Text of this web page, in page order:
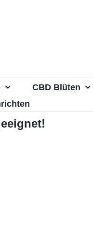
CBD Blüten